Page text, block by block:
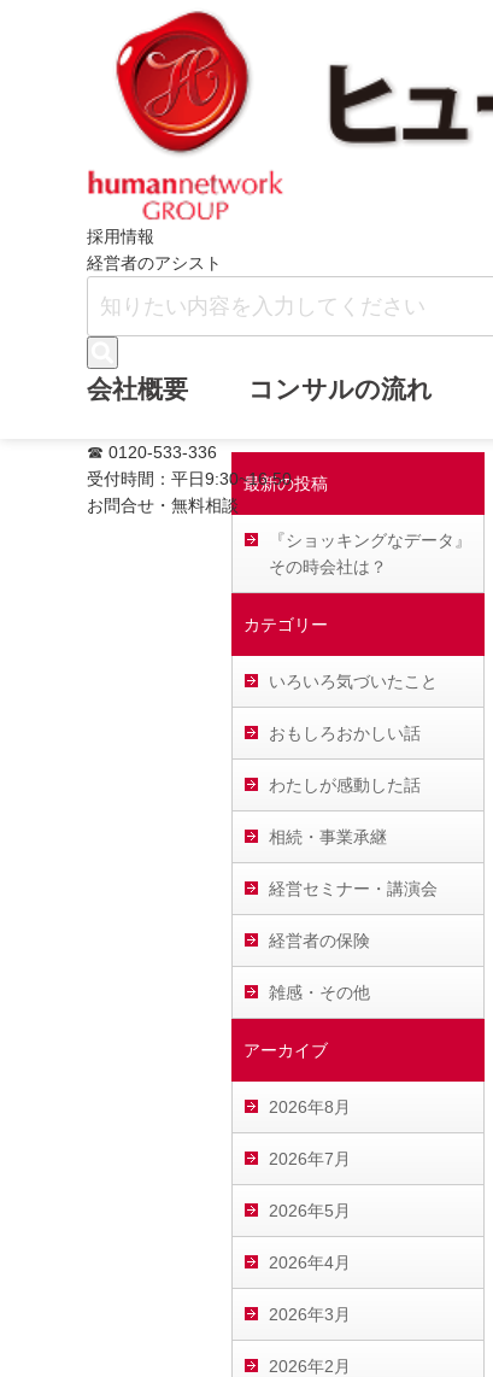
採用情報
経営者のアシスト
会社概要 コンサルの流れ
☎ 0120-533-336
受付時間：平日9:30~16:50
お問合せ・無料相談
最新の投稿
『ショッキングなデータ』
その時会社は？
カテゴリー
いろいろ気づいたこと
おもしろおかしい話
わたしが感動した話
相続・事業承継
経営セミナー・講演会
経営者の保険
雑感・その他
アーカイブ
2026年8月
2026年7月
2026年5月
2026年4月
2026年3月
2026年2月